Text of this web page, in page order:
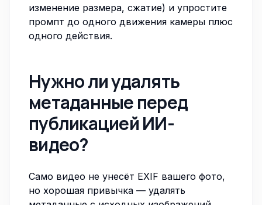
изменение размера, сжатие) и упростите
промпт до одного движения камеры плюс
одного действия.
Нужно ли удалять
метаданные перед
публикацией ИИ-
видео?
Само видео не унесёт EXIF вашего фото,
но хорошая привычка — удалять